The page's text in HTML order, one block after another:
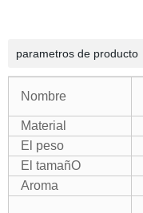
parametros de producto
Nombre
Material
El peso
El tamañO
Aroma